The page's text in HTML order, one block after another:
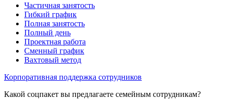
Частичная занятость
Гибкий график
Полная занятость
Полный день
Проектная работа
Сменный график
Вахтовый метод
Корпоративная поддержка сотрудников
Какой соцпакет вы предлагаете семейным сотрудникам?